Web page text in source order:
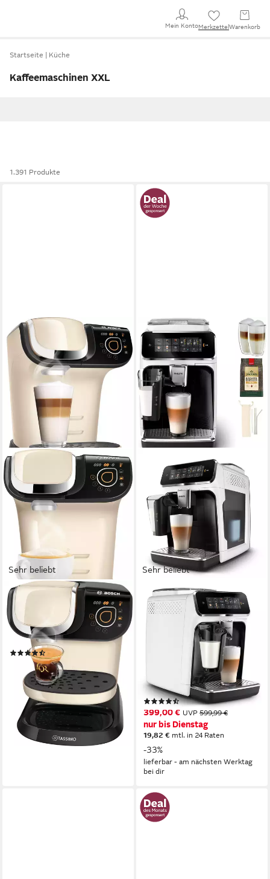
Mein KontoMerkzettel Warenkorb
Startseite Küche
Kaffeemaschinen XXL
1.391 Produkte
Sehr beliebt
TASSIMO
Kapselmaschine My Way 2
TAS6507
1,3 l Wassertank
(1313)
72,90 € UVP159,99 €
-54%
lieferbar - am nächsten Werktag
bei dir
Sehr beliebt
PHILIPS
Kaffeevollautomat
EP3343/50 3300 Series, 6
Getränke (heiß oder
Bohnenkapazität
Pumpendruck
Touch-Bedienung Bedienung
(363)
399,00 € UVP 599,99 €
nur bis Dienstag
19,82 € mtl. in 24 Raten
-33%
lieferbar - am nächsten Werktag
bei dir